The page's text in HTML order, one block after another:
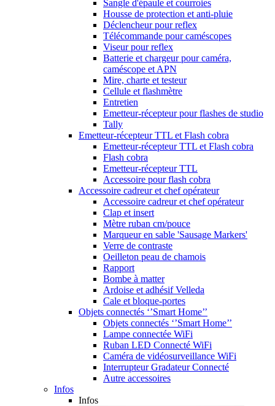
Sangle d'épaule et courroies
Housse de protection et anti-pluie
Déclencheur pour reflex
Télécommande pour caméscopes
Viseur pour reflex
Batterie et chargeur pour caméra,
caméscope et APN
Mire, charte et testeur
Cellule et flashmètre
Entretien
Emetteur-récepteur pour flashes de studio
Tally
Emetteur-récepteur TTL et Flash cobra
Emetteur-récepteur TTL et Flash cobra
Flash cobra
Emetteur-récepteur TTL
Accessoire pour flash cobra
Accessoire cadreur et chef opérateur
Accessoire cadreur et chef opérateur
Clap et insert
Mètre ruban cm/pouce
Marqueur en sable 'Sausage Markers'
Verre de contraste
Oeilleton peau de chamois
Rapport
Bombe à matter
Ardoise et adhésif Velleda
Cale et bloque-portes
Objets connectés ‘’Smart Home’’
Objets connectés ‘’Smart Home’’
Lampe connectée WiFi
Ruban LED Connecté WiFi
Caméra de vidéosurveillance WiFi
Interrupteur Gradateur Connecté
Autre accessoires
Infos
Infos